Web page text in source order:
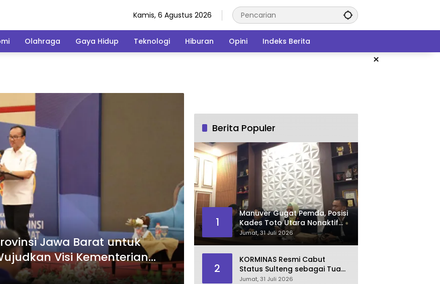
Kamis, 6 Agustus 2026
Olahraga Gaya Hidup Teknologi Hiburan Opini Indeks Berita
×
Jawa Barat untuk
Visi Kementerian
Berita Populer
1
Manuver Gugat Pemda, Posisi
Kades Toto Utara Nonaktif
Dinilai Kian Terpuruk
Jumat, 31 Juli 2026
2
KORMINAS Resmi Cabut
Status Sulteng sebagai Tuan
Rumah FORNAS IX 2027
Jumat, 31 Juli 2026